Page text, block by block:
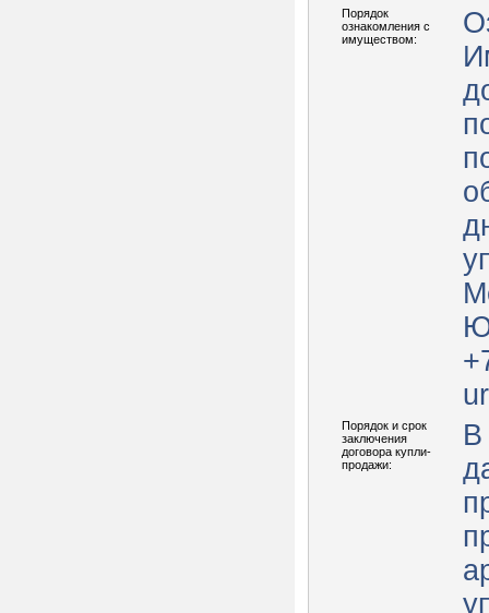
Порядок
ознакомления с
имуществом:
Порядок и срок
заключения
договора купли-
продажи:
В